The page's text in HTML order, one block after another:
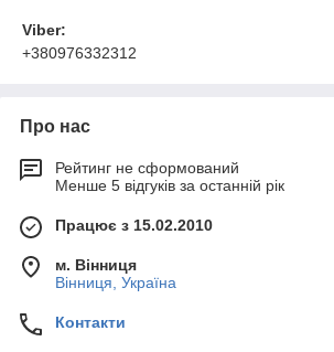
Viber:
+380976332312
Про нас
Рейтинг не сформований
Менше 5 відгуків за останній рік
Працює з 15.02.2010
м. Вінниця
Вінниця, Україна
Контакти